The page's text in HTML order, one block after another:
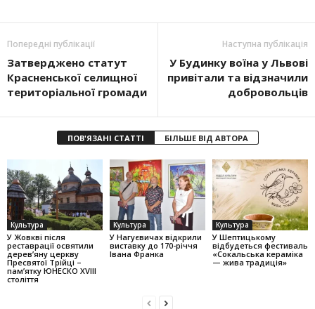
Попередні публікації
Затверджено статут
Красненської селищної
територіальної громади
Наступна публікація
У Будинку воїна у Львові
привітали та відзначили
добровольців
ПОВ'ЯЗАНІ СТАТТІ БІЛЬШЕ ВІД АВТОРА
Культура
У Жовкві після
реставрації освятили
дерев’яну церкву
Пресвятої Трійці –
пам’ятку ЮНЕСКО XVIII
століття
Культура
У Нагуєвичах відкрили
виставку до 170-річчя
Івана Франка
Культура
У Шептицькому
відбудеться фестиваль
«Сокальська кераміка
— жива традиція»